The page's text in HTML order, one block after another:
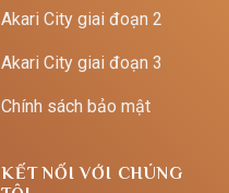
Akari City giai đoạn 2
Akari City giai đoạn 3
Chính sách bảo mật
KẾT NỐI VỚI CHÚNG